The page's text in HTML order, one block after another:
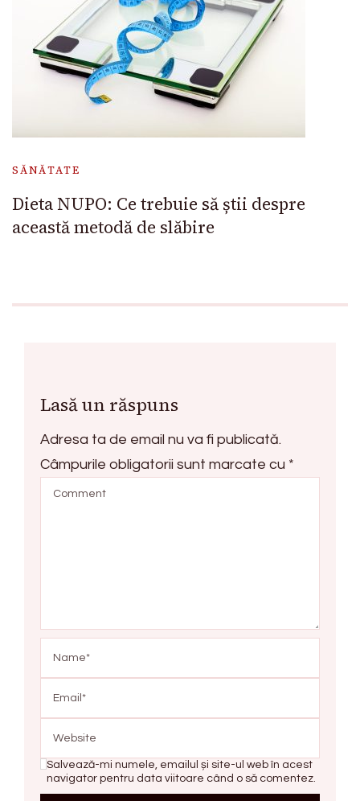
SĂNĂTATE
Dieta NUPO: Ce trebuie să știi despre
această metodă de slăbire
Lasă un răspuns
Adresa ta de email nu va fi publicată.
Câmpurile obligatorii sunt marcate cu *
Salvează-mi numele, emailul și site-ul web în acest
navigator pentru data viitoare când o să comentez.